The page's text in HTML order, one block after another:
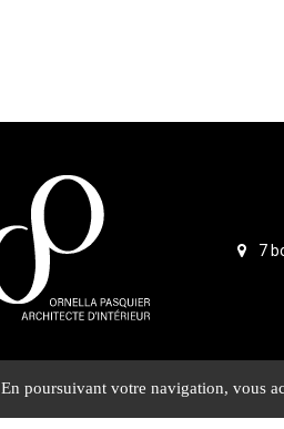
7
Nos
Architecture
En poursuivant votre navigation, vous